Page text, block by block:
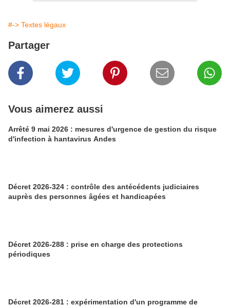
#-> Textes légaux
Partager
Vous aimerez aussi
Arrêté 9 mai 2026 : mesures d'urgence de gestion du risque
d'infection à hantavirus Andes
Décret 2026-324 : contrôle des antécédents judiciaires
auprès des personnes âgées et handicapées
Décret 2026-288 : prise en charge des protections
périodiques
Décret 2026-281 : expérimentation d'un programme de